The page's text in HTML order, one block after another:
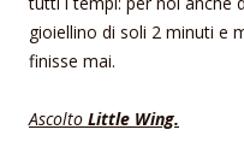
gioiellino di soli 2 minuti e
finisse mai.
Ascolto Little Wing.